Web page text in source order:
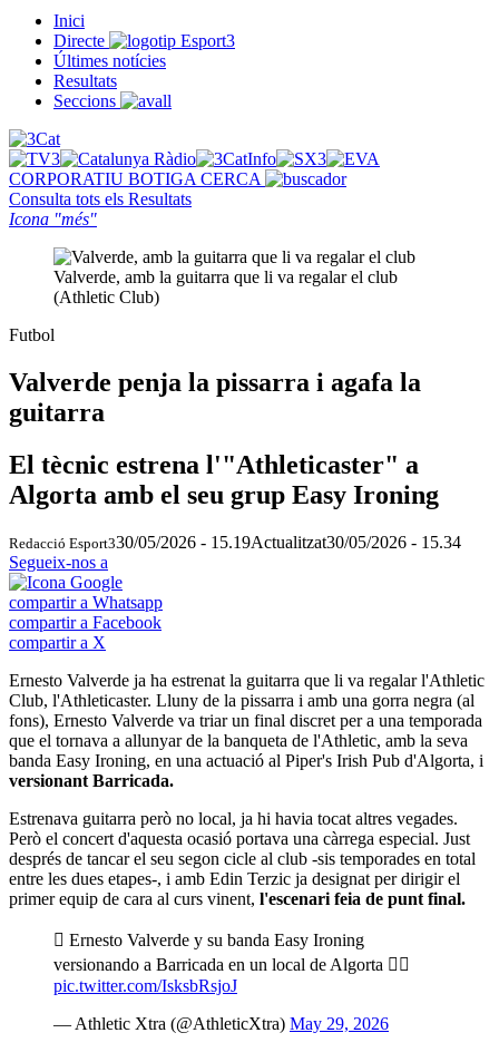
Inici
Directe
Últimes notícies
Resultats
Seccions
CORPORATIU BOTIGA CERCA
Consulta tots els Resultats
Icona "més"
Valverde, amb la guitarra que li va regalar el club
(Athletic Club)
Futbol
Valverde penja la pissarra i agafa la
guitarra
El tècnic estrena l'"Athleticaster" a
Algorta amb el seu grup Easy Ironing
Redacció Esport330/05/2026 - 15.19Actualitzat30/05/2026 - 15.34
Segueix-nos a
compartir a Whatsapp
compartir a Facebook
compartir a X
Ernesto Valverde ja ha estrenat la guitarra que li va regalar l'Athletic
Club, l'Athleticaster. Lluny de la pissarra i amb una gorra negra (al
fons), Ernesto Valverde va triar un final discret per a una temporada
que el tornava a allunyar de la banqueta de l'Athletic, amb la seva
banda Easy Ironing, en una actuació al Piper's Irish Pub d'Algorta, i
versionant Barricada.
Estrenava guitarra però no local, ja hi havia tocat altres vegades.
Però el concert d'aquesta ocasió portava una càrrega especial. Just
després de tancar el seu segon cicle al club -sis temporades en total
entre les dues etapes-, i amb Edin Terzic ja designat per dirigir el
primer equip de cara al curs vinent, l'escenari feia de punt final.
 Ernesto Valverde y su banda Easy Ironing
versionando a Barricada en un local de Algorta 
pic.twitter.com/IsksbRsjoJ
— Athletic Xtra (@AthleticXtra) May 29, 2026